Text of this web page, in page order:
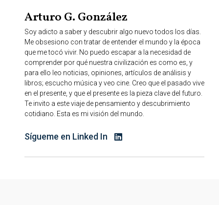
Arturo G. González
Soy adicto a saber y descubrir algo nuevo todos los días.
Me obsesiono con tratar de entender el mundo y la época
que me tocó vivir. No puedo escapar a la necesidad de
comprender por qué nuestra civilización es como es, y
para ello leo noticias, opiniones, artículos de análisis y
libros; escucho música y veo cine. Creo que el pasado vive
en el presente, y que el presente es la pieza clave del futuro.
Te invito a este viaje de pensamiento y descubrimiento
cotidiano. Esta es mi visión del mundo.
Sígueme en Linked In